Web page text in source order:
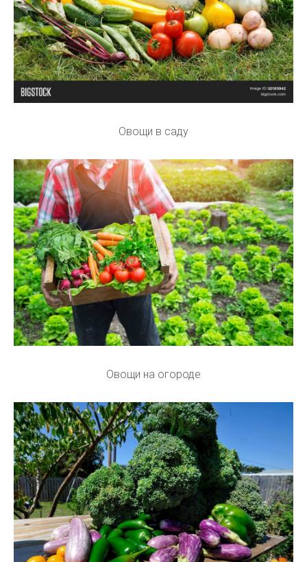
Овощи в саду
Овощи на огороде